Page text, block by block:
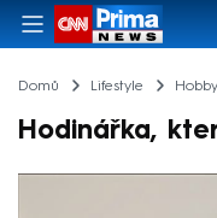
Domů Lifestyle Hobby
Hodinářka,